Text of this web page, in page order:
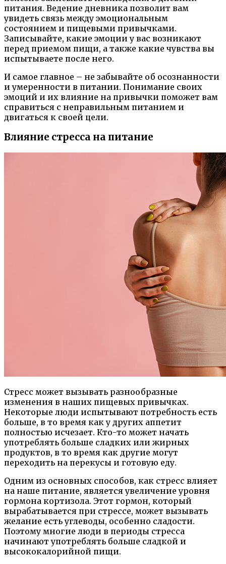
питания. Ведение дневника позволит вам
увидеть связь между эмоциональным
состоянием и пищевыми привычками.
Записывайте, какие эмоции у вас возникают
перед приемом пищи, а также какие чувства вы
испытываете после него.
И самое главное – не забывайте об осознанности
и умеренности в питании. Понимание своих
эмоций и их влияние на привычки поможет вам
справиться с неправильным питанием и
двигаться к своей цели.
Влияние стресса на питание
Стресс может вызывать разнообразные
изменения в наших пищевых привычках.
Некоторые люди испытывают потребность есть
больше, в то время как у других аппетит
полностью исчезает. Кто-то может начать
употреблять больше сладких или жирных
продуктов, в то время как другие могут
переходить на перекусы и готовую еду.
Одним из основных способов, как стресс влияет
на наше питание, является увеличение уровня
гормона кортизола. Этот гормон, который
вырабатывается при стрессе, может вызывать
желание есть углеводы, особенно сладости.
Поэтому многие люди в периоды стресса
начинают употреблять больше сладкой и
высококалорийной пищи.